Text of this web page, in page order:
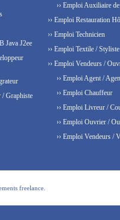
Java J2ee
/ Graphiste
›› Emploi Auxiliaire
›› Emploi Restauration
›› Emploi Technicien
›› Emploi Textile /
›› Emploi Vendeurs /
›› Emploi Agent /
›› Emploi Chauffeur
›› Emploi Livreur /
›› Emploi Ouvrier /
›› Emploi Vendeurs /
freelance.